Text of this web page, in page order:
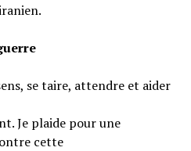
se taire, attendre et aider
Je plaide pour une
cette